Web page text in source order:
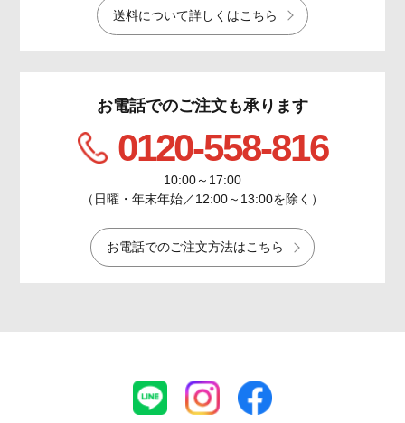
送料について詳しくはこちら
お電話でのご注文も承ります
0120-558-816
10:00～17:00
（日曜・年末年始／12:00～13:00を除く）
お電話でのご注文方法はこちら